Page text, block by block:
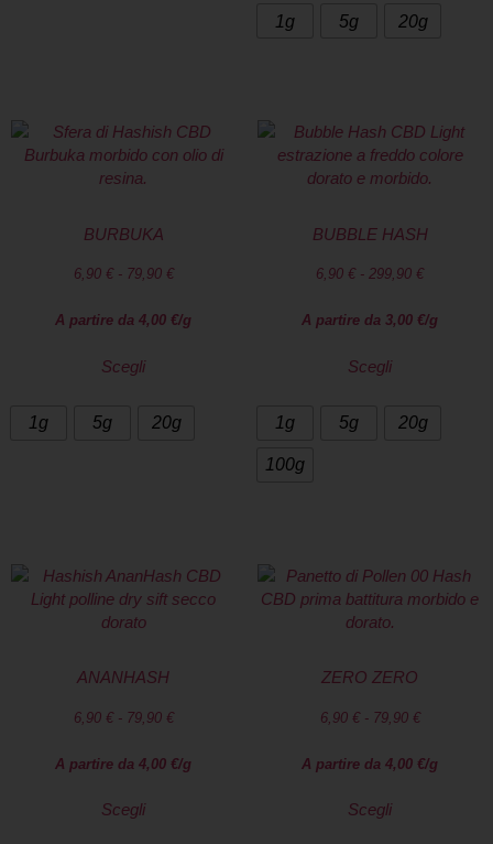
1g 5g 20g
BURBUKA
6,90 € - 79,90 €
A partire da 4,00 €/g
Scegli
1g 5g 20g
BUBBLE HASH
6,90 € - 299,90 €
A partire da 3,00 €/g
Scegli
1g 5g 20g
100g
ANANHASH
6,90 € - 79,90 €
A partire da 4,00 €/g
Scegli
ZERO ZERO
6,90 € - 79,90 €
A partire da 4,00 €/g
Scegli